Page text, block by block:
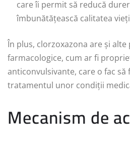
care îi permit să reducă
îmbunătățească calitatea
În plus, clorzoxazona are și
farmacologice, cum ar fi
anticonvulsivante, care o fac să
tratamentul unor condiții
Mecanism de